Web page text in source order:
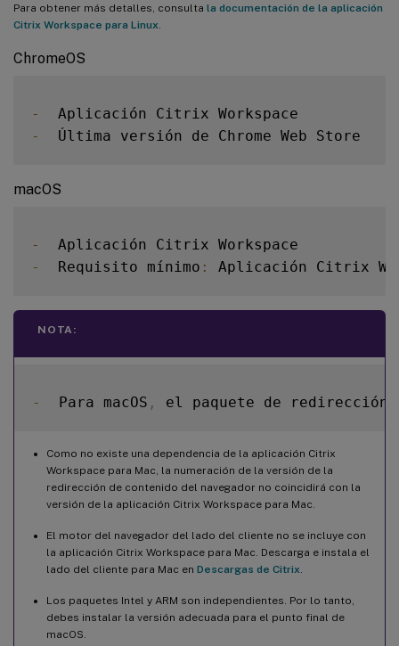
Para obtener más detalles, consulta la documentación de la aplicación
Citrix Workspace para Linux.
ChromeOS
-
-
macOS
-
-
  Requisito mínimo
: Aplicación Citrix
NOTA:
-
  Para macOS
, el paquete de redirección
Como no existe una dependencia de la aplicación Citrix
Workspace para Mac, la numeración de la versión de la
redirección de contenido del navegador no coincidirá con la
versión de la aplicación Citrix Workspace para Mac.
El motor del navegador del lado del cliente no se incluye con
la aplicación Citrix Workspace para Mac. Descarga e instala el
lado del cliente para Mac en Descargas de Citrix.
Los paquetes Intel y ARM son independientes. Por lo tanto,
debes instalar la versión adecuada para el punto final de
macOS.